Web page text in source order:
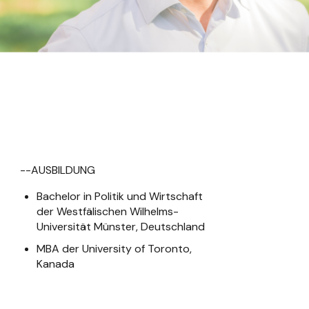
--AUSBILDUNG
Bachelor in Politik und Wirtschaft
der Westfälischen Wilhelms-
Universität Münster, Deutschland
MBA der University of Toronto,
Kanada